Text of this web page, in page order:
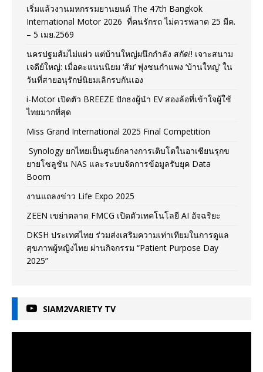
เริ่มแล้วงานมหกรรมยานยนต์ The 47th Bangkok
International Motor 2026 ที่คนรักรถ ไม่ควรพลาด 25 มีค.
– 5 เมย.2569
นครปฐมส้มไม่แผ่ว แต่บ้านใหญ่ผนึกกำลัง สกัด!! เจาะสนาม
เจดีย์ใหญ่: เมื่อคะแนนนิยม ‘ส้ม’ พุ่งชนกำแพง ‘บ้านใหญ่’ ใน
วันที่สายอนุรักษ์นิยมเลิกรบกันเอง
i-Motor เปิดตัว BREEZE ปักธงผู้นำ EV สองล้อที่เข้าใจผู้ใช้
ไทยมากที่สุด
Miss Grand International 2025 Final Competition
Synology ยกไทยเป็นศูนย์กลางการเติบโตในอาเซียนรุกข
ยายโซลูชัน NAS และระบบจัดการข้อมูลรับยุค Data
Boom
งานแถลงข่าว Life Expo 2025
ZEEN เขย่าตลาด FMCG เปิดตัวเทคโนโลยี AI อัจฉริยะ
DKSH ประเทศไทย ร่วมส่งเสริมความเท่าเทียมในการดูแล
สุขภาพผู้หญิงไทย ผ่านกิจกรรม “Patient Purpose Day
2025”
SIAM2VARIETY TV